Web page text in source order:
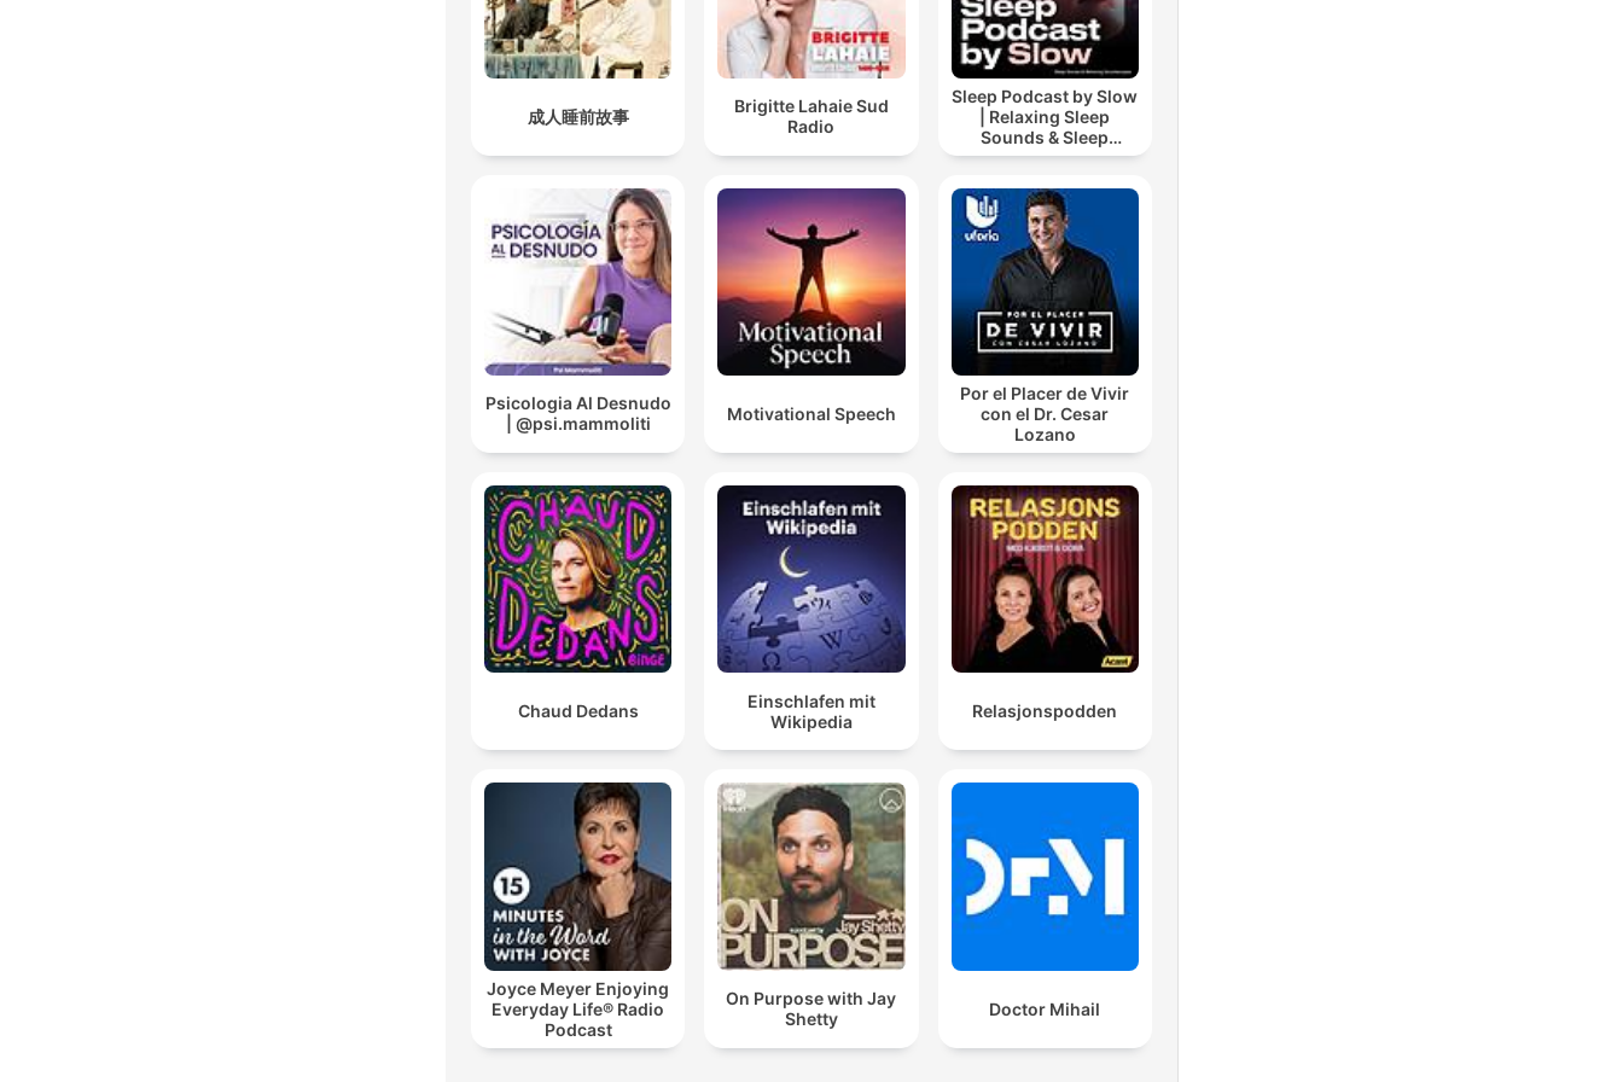
成人睡前故事
Brigitte Lahaie Sud
Radio
Sleep Podcast by Slow
| Relaxing Sleep
Sounds & Sleep
Stories | Nature Sound
Psicologia Al Desnudo
| @psi.mammoliti
Motivational Speech
Por el Placer de Vivir
con el Dr. Cesar
Lozano
Chaud Dedans
Einschlafen mit
Wikipedia
Relasjonspodden
Joyce Meyer Enjoying
Everyday Life® Radio
Podcast
On Purpose with Jay
Shetty
Doctor Mihail